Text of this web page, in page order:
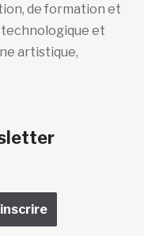
de formation et
technologique et
artistique,